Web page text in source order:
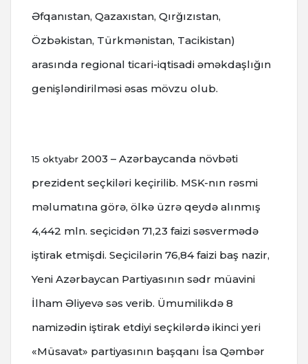
Əfqanıstan, Qazaxıstan, Qırğızıstan,
Özbəkistan, Türkmənistan, Tacikistan)
arasında regional ticari-iqtisadi əməkdaşlığın
genişləndirilməsi əsas mövzu olub.
15 oktyabr 2003 – Azərbaycanda növbəti
prezident seçkiləri keçirilib. MSK-nın rəsmi
məlumatına görə, ölkə üzrə qeydə alınmış
4,442 mln. seçicidən 71,23 faizi səsvermədə
iştirak etmişdi. Seçicilərin 76,84 faizi baş nazir,
Yeni Azərbaycan Partiyasının sədr müavini
İlham Əliyevə səs verib. Ümumilikdə 8
namizədin iştirak etdiyi seçkilərdə ikinci yeri
«Müsavat» partiyasının başqanı İsa Qəmbər